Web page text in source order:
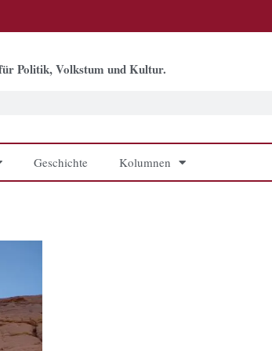
Politik, Volkstum und Kultur.
Geschichte Kolumnen